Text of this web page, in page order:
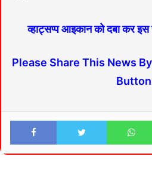
व्हाट्सप्प आइकान को दबा कर
Please Share This News
Button
Facebook Twitter